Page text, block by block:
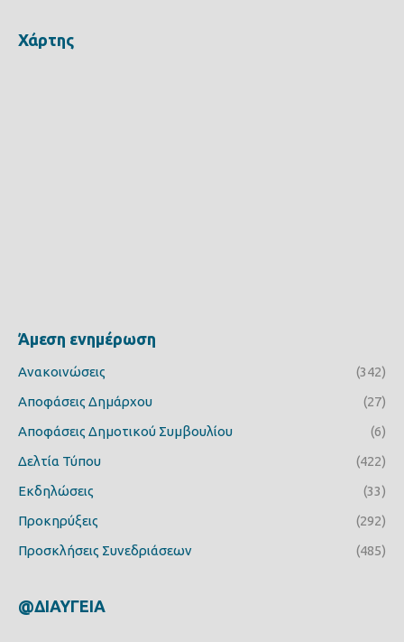
Χάρτης
Άμεση ενημέρωση
Ανακοινώσεις
(342)
Αποφάσεις Δημάρχου
(27)
Αποφάσεις Δημοτικού Συμβουλίου
(6)
Δελτία Τύπου
(422)
Εκδηλώσεις
(33)
Προκηρύξεις
(292)
Προσκλήσεις Συνεδριάσεων
(485)
@ΔΙΑΥΓΕΙΑ